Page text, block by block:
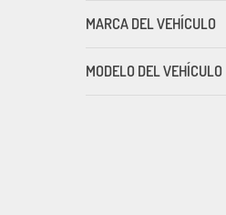
MARCA DEL VEHÍCULO
MODELO DEL VEHÍCULO